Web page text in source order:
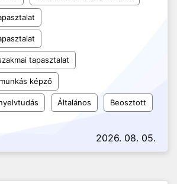
tapasztalat
képző
Általános Beosztott
2026. 08. 05.